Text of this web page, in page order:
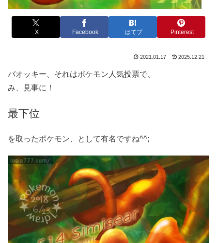
X Facebook はてブ Pinterest
2021.01.17 2025.12.21
バオッキー、それはポケモン人気投票で、
み、見事に！
最下位
を取ったポケモン、として有名ですね^^;